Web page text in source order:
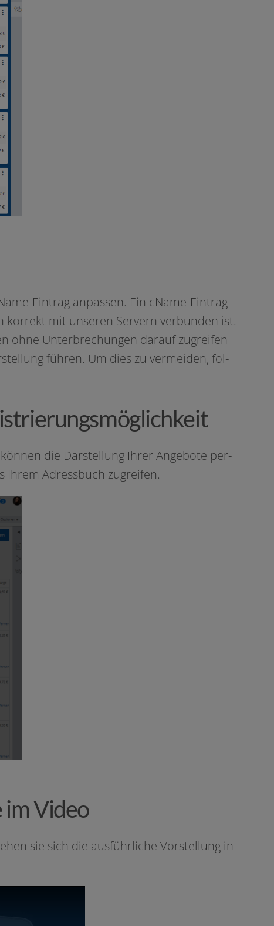
Eintrag anpas­sen. Ein cName-Eintrag
kor­rekt mit unse­ren Servern ver­bun­den ist.
ohne Unterbrechungen dar­auf zugrei­fen
füh­ren. Um dies zu ver­mei­den, fol­
die Darstellung Ihrer Angebote per­
Adressbuch zugreifen.
im Video
sie sich die aus­führ­li­che Vorstellung in